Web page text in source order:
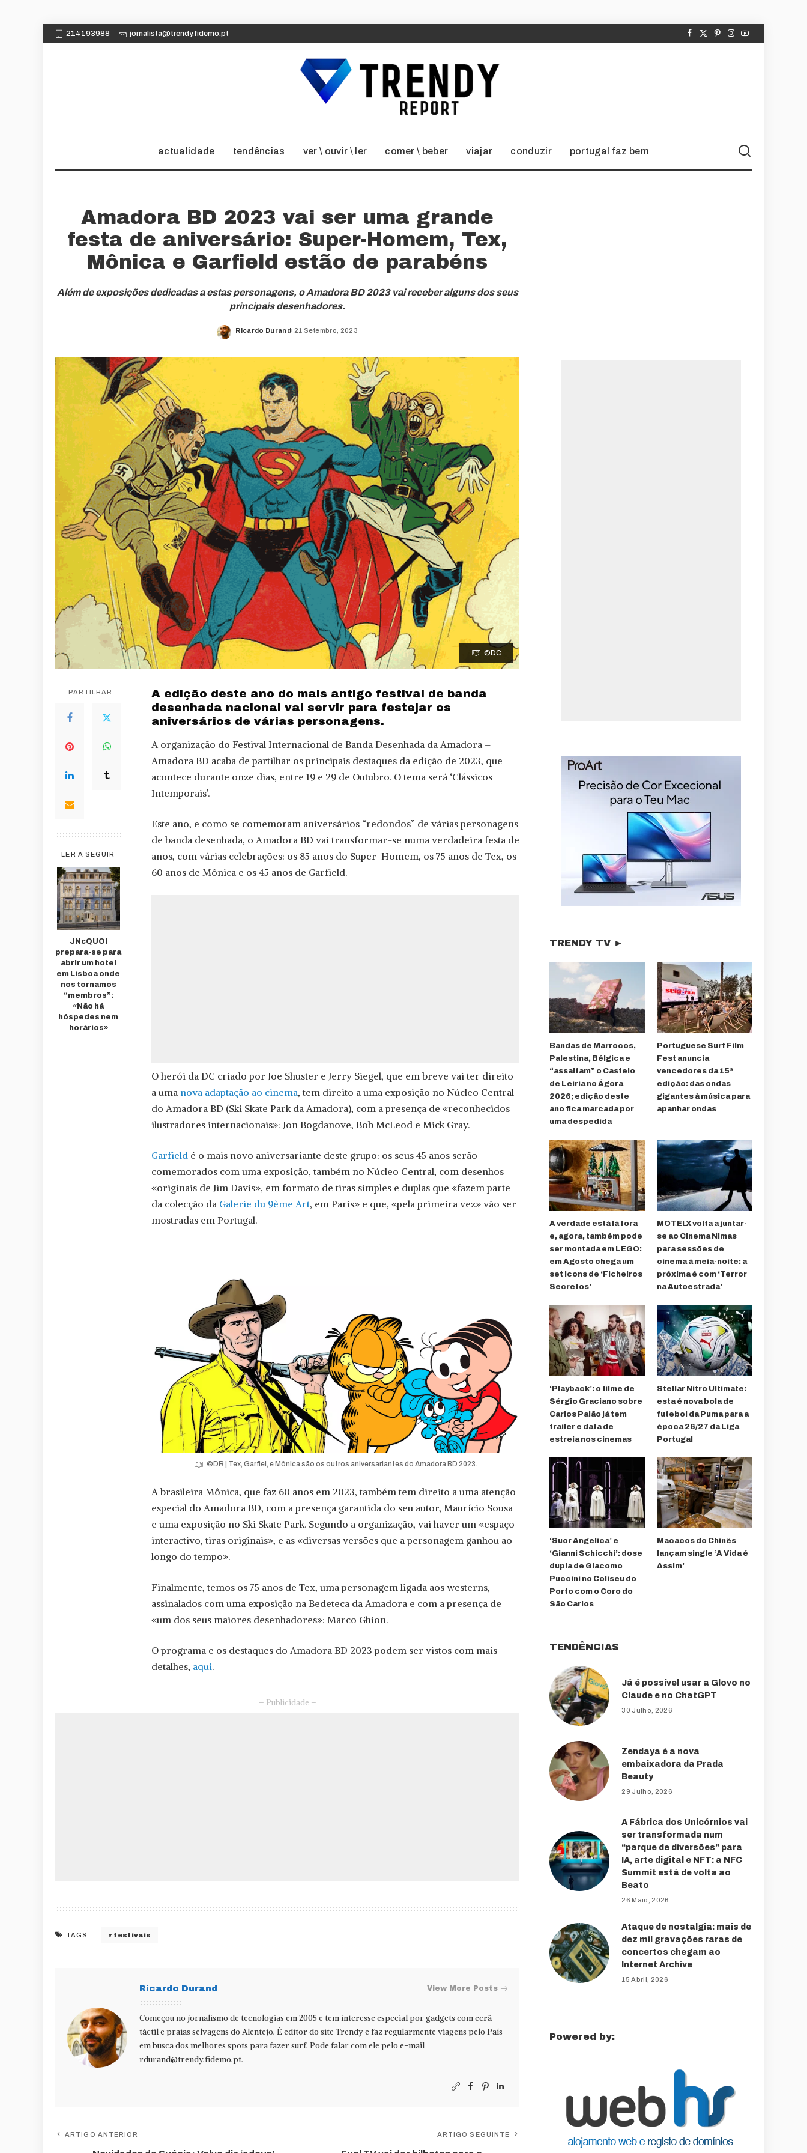
214193988 jornalista@trendy.fidemo.pt
actualidade tendências ver \ ouvir \ ler comer \ beber viajar conduzir portugal faz bem
Amadora BD 2023 vai ser uma grande
festa de aniversário: Super-Homem, Tex,
Mônica e Garfield estão de parabéns
Além de exposições dedicadas a estas personagens, o Amadora BD 2023 vai receber alguns dos seus
principais desenhadores.
Posted
Ricardo Durand 21 Setembro, 2023
©DC
PARTILHAR
LER A SEGUIR
JNcQUOI
prepara-se para
abrir um hotel
em Lisboa onde
nos tornamos
“membros”:
«Não há
hóspedes nem
horários»
A edição deste ano do mais antigo festival de banda
desenhada nacional vai servir para festejar os
aniversários de várias personagens.
A organização do Festival Internacional de Banda Desenhada da Amadora –
Amadora BD acaba de partilhar os principais destaques da edição de 2023, que
acontece durante onze dias, entre 19 e 29 de Outubro. O tema será ‘Clássicos
Intemporais’.
Este ano, e como se comemoram aniversários “redondos” de várias personagens
de banda desenhada, o Amadora BD vai transformar-se numa verdadeira festa de
anos, com várias celebrações: os 85 anos do Super-Homem, os 75 anos de Tex, os
60 anos de Mônica e os 45 anos de Garfield.
O herói da DC criado por Joe Shuster e Jerry Siegel, que em breve vai ter direito
a uma nova adaptação ao cinema, tem direito a uma exposição no Núcleo Central
do Amadora BD (Ski Skate Park da Amadora), com a presença de «reconhecidos
ilustradores internacionais»: Jon Bogdanove, Bob McLeod e Mick Gray.
Garfield é o mais novo aniversariante deste grupo: os seus 45 anos serão
comemorados com uma exposição, também no Núcleo Central, com desenhos
«originais de Jim Davis», em formato de tiras simples e duplas que «fazem parte
da colecção da Galerie du 9ème Art, em Paris» e que, «pela primeira vez» vão ser
mostradas em Portugal.
©DR | Tex, Garfiel, e Mônica são os outros aniversariantes do Amadora BD 2023.
A brasileira Mônica, que faz 60 anos em 2023, também tem direito a uma atenção
especial do Amadora BD, com a presença garantida do seu autor, Maurício Sousa
e uma exposição no Ski Skate Park. Segundo a organização, vai haver um «espaço
interactivo, tiras originais», e as «diversas versões que a personagem ganhou ao
longo do tempo».
Finalmente, temos os 75 anos de Tex, uma personagem ligada aos westerns,
assinalados com uma exposição na Bedeteca da Amadora e com a presença de
«um dos seus maiores desenhadores»: Marco Ghion.
O programa e os destaques do Amadora BD 2023 podem ser vistos com mais
detalhes, aqui.
– Publicidade –
TAGS: festivais
Ricardo Durand View More Posts
Começou no jornalismo de tecnologias em 2005 e tem interesse especial por gadgets com ecrã
táctil e praias selvagens do Alentejo. É editor do site Trendy e faz regularmente viagens pelo País
em busca dos melhores spots para fazer surf. Pode falar com ele pelo e-mail
rdurand@trendy.fidemo.pt.
ARTIGO ANTERIOR ARTIGO SEGUINTE
TRENDY TV ►
Bandas de Marrocos,
Palestina, Bélgica e
“assaltam” o Castelo
de Leiria no Ágora
2026; edição deste
ano fica marcada por
uma despedida
Portuguese Surf Film
Fest anuncia
vencedores da 15ª
edição: das ondas
gigantes à música para
apanhar ondas
A verdade está lá fora
e, agora, também pode
ser montada em LEGO:
em Agosto chega um
set Icons de ‘Ficheiros
Secretos’
MOTELX volta a juntar-
se ao Cinema Nimas
para sessões de
cinema à meia-noite: a
próxima é com ‘Terror
na Autoestrada’
‘Playback’: o filme de
Sérgio Graciano sobre
Carlos Paião já tem
trailer e data de
estreia nos cinemas
Stellar Nitro Ultimate:
esta é nova bola de
futebol da Puma para a
época 26/27 da Liga
Portugal
‘Suor Angelica’ e
‘Gianni Schicchi’: dose
dupla de Giacomo
Puccini no Coliseu do
Porto com o Coro do
São Carlos
Macacos do Chinês
lançam single ‘A Vida é
Assim’
TENDÊNCIAS
Já é possível usar a Glovo no
Claude e no ChatGPT
30 Julho, 2026
Zendaya é a nova
embaixadora da Prada
Beauty
29 Julho, 2026
A Fábrica dos Unicórnios vai
ser transformada num
“parque de diversões” para
IA, arte digital e NFT: a NFC
Summit está de volta ao
Beato
26 Maio, 2026
Ataque de nostalgia: mais de
dez mil gravações raras de
concertos chegam ao
Internet Archive
15 Abril, 2026
Powered by: